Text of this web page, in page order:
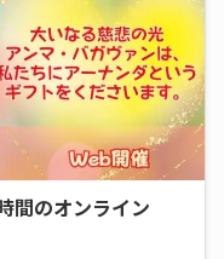
間のオンライン